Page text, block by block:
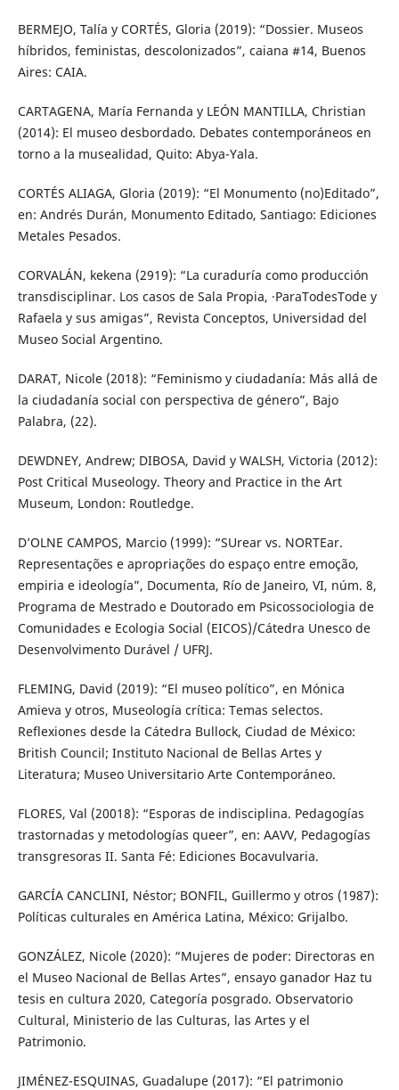
BERMEJO, Talía y CORTÉS, Gloria (2019): “Dossier. Museos
híbridos, feministas, descolonizados”, caiana #14, Buenos
Aires: CAIA.
CARTAGENA, María Fernanda y LEÓN MANTILLA, Christian
(2014): El museo desbordado. Debates contemporáneos en
torno a la musealidad, Quito: Abya-Yala.
CORTÉS ALIAGA, Gloria (2019): “El Monumento (no)Editado”,
en: Andrés Durán, Monumento Editado, Santiago: Ediciones
Metales Pesados.
CORVALÁN, kekena (2919): “La curaduría como producción
transdisciplinar. Los casos de Sala Propia, ·ParaTodesTode y
Rafaela y sus amigas”, Revista Conceptos, Universidad del
Museo Social Argentino.
DARAT, Nicole (2018): “Feminismo y ciudadanía: Más allá de
la ciudadanía social con perspectiva de género”, Bajo
Palabra, (22).
DEWDNEY, Andrew; DIBOSA, David y WALSH, Victoria (2012):
Post Critical Museology. Theory and Practice in the Art
Museum, London: Routledge.
D’OLNE CAMPOS, Marcio (1999): “SUrear vs. NORTEar.
Representações e apropriações do espaço entre emoção,
empiria e ideología”, Documenta, Río de Janeiro, VI, núm. 8,
Programa de Mestrado e Doutorado em Psicossociologia de
Comunidades e Ecologia Social (EICOS)/Cátedra Unesco de
Desenvolvimento Durável / UFRJ.
FLEMING, David (2019): “El museo político”, en Mónica
Amieva y otros, Museología crítica: Temas selectos.
Reflexiones desde la Cátedra Bullock, Ciudad de México:
British Council; Instituto Nacional de Bellas Artes y
Literatura; Museo Universitario Arte Contemporáneo.
FLORES, Val (20018): “Esporas de indisciplina. Pedagogías
trastornadas y metodologías queer”, en: AAVV, Pedagogías
transgresoras II. Santa Fé: Ediciones Bocavulvaria.
GARCÍA CANCLINI, Néstor; BONFIL, Guillermo y otros (1987):
Políticas culturales en América Latina, México: Grijalbo.
GONZÁLEZ, Nicole (2020): “Mujeres de poder: Directoras en
el Museo Nacional de Bellas Artes”, ensayo ganador Haz tu
tesis en cultura 2020, Categoría posgrado. Observatorio
Cultural, Ministerio de las Culturas, las Artes y el
Patrimonio.
JIMÉNEZ-ESQUINAS, Guadalupe (2017): “El patrimonio